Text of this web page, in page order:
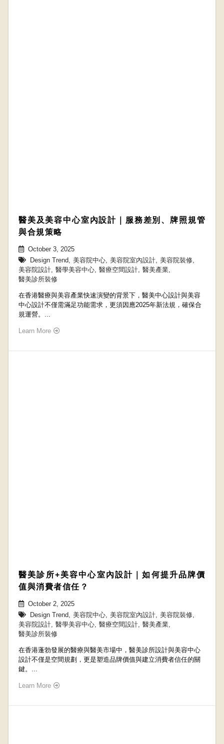
醫美及美容中心室內設計｜服務差別、牌照規管
與合規策略
October 3, 2025
Design Trend, 美容院中心, 美容院室內設計, 美容院裝修,
美容院設計, 醫學美容中心, 醫療空間設計, 醫美產業,
醫美診所裝修
在香港醫療與美容產業快速演變的背景下，醫美中心設計與美容
中心設計不僅需滿足功能需求，更須因應2025年新法規，確保合
規運營。...
Learn More
醫美診所+美容中心室內設計｜如何提升品牌價
值與消費者信任？
October 2, 2025
Design Trend, 美容院中心, 美容院室內設計, 美容院裝修,
美容院設計, 醫學美容中心, 醫療空間設計, 醫美產業,
醫美診所裝修
在香港蓬勃發展的醫療與醫美市場中，醫美診所設計與美容中心
設計不僅是空間規劃，更是塑造品牌價值與建立消費者信任的關
鍵。...
Learn More